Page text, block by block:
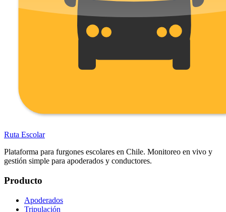
Ruta Escolar
Plataforma para furgones escolares en Chile. Monitoreo en vivo y
gestión simple para apoderados y conductores.
Producto
Apoderados
Tripulación